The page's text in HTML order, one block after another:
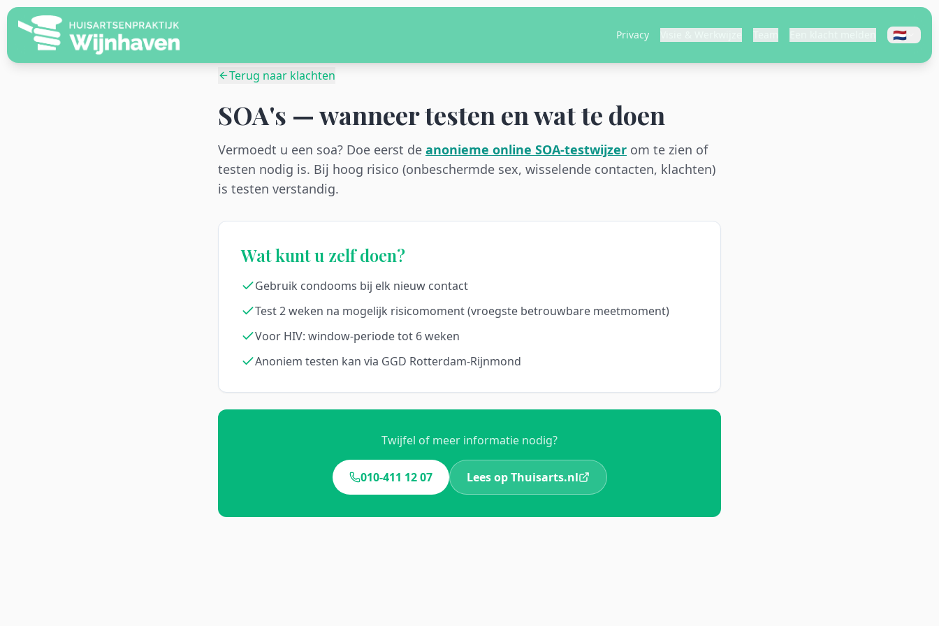
Privacy 🇳🇱
Terug naar klachten
SOA's — wanneer testen en wat te doen
Vermoedt u een soa? Doe eerst de anonieme online SOA-testwijzer om te zien of
testen nodig is. Bij hoog risico (onbeschermde sex, wisselende contacten, klachten)
is testen verstandig.
Wat kunt u zelf doen?
Gebruik condooms bij elk nieuw contact
Test 2 weken na mogelijk risicomoment (vroegste betrouwbare meetmoment)
Voor HIV: window-periode tot 6 weken
Anoniem testen kan via GGD Rotterdam-Rijnmond
Twijfel of meer informatie nodig?
010-411 12 07 Lees op Thuisarts.nl